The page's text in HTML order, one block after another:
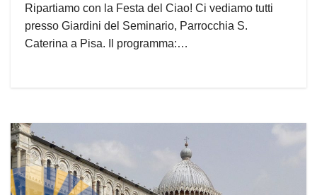
Ripartiamo con la Festa del Ciao! Ci vediamo tutti
presso Giardini del Seminario, Parrocchia S.
Caterina a Pisa. Il programma:…